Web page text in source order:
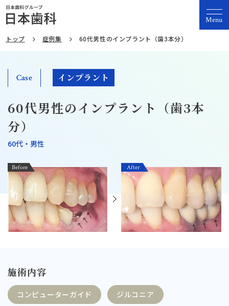
Menu
トップ 症例集 60代男性のインプラント（歯3本分）
Case インプラント
60代男性のインプラント（歯3本
分）
60代・男性
施術内容
コンピューターガイド ジルコニア